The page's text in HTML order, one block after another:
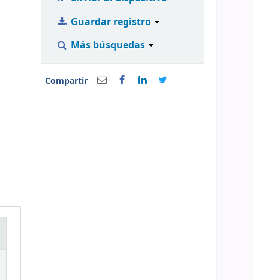
Guardar registro
Más búsquedas
Compartir